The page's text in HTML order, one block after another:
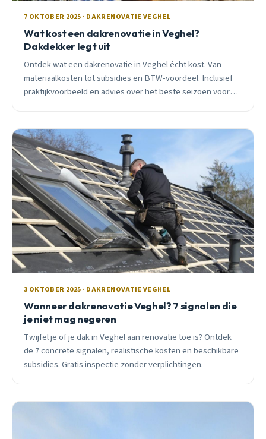
7 OKTOBER 2025 · DAKRENOVATIE VEGHEL
Wat kost een dakrenovatie in Veghel?
Dakdekker legt uit
Ontdek wat een dakrenovatie in Veghel écht kost. Van
materiaalkosten tot subsidies en BTW-voordeel. Inclusief
praktijkvoorbeeld en advies over het beste seizoen voor
3 OKTOBER 2025 · DAKRENOVATIE VEGHEL
Wanneer dakrenovatie Veghel? 7 signalen die
je niet mag negeren
Twijfel je of je dak in Veghel aan renovatie toe is? Ontdek
de 7 concrete signalen, realistische kosten en beschikbare
subsidies. Gratis inspectie zonder verplichtingen.